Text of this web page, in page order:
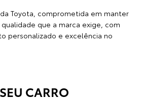
Toyota, comprometida em manter
que a marca exige, com
personalizado e excelência no
CARRO